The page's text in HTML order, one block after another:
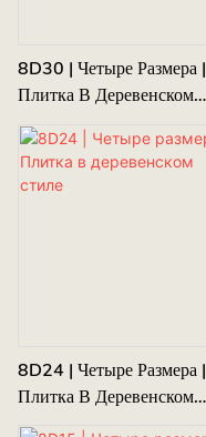
8D30 | Четыре Размера |
Плитка В Деревенском
Стиле
8D24 | Четыре Размера |
Плитка В Деревенском
Стиле